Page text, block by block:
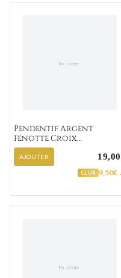
Pendentif Argent
Fenotte Croix
Chrétienne
AJOUTER
CLUB 9,50€